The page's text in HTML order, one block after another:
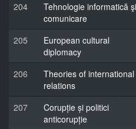
204
Tehnologie informatică şi
comunicare
205
European cultural
diplomacy
206
Theories of international
relations
207
Corupție și politici
anticorupție